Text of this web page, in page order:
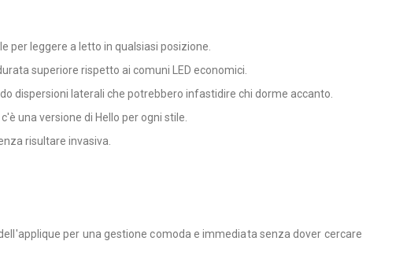
per leggere a letto in qualsiasi posizione.
superiore rispetto ai comuni LED economici.
dispersioni laterali che potrebbero infastidire chi dorme accanto.
una versione di Hello per ogni stile.
risultare invasiva.
per una gestione comoda e immediata senza dover cercare